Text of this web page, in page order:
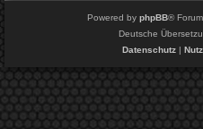
Powered by phpBB®
Deutsche
Datenschutz|